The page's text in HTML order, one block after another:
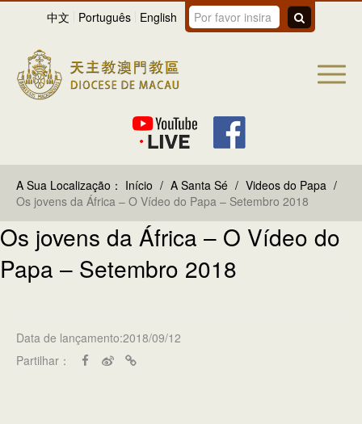
中文 Português English
A Sua Localização： Início / A Santa Sé / Videos do Papa /
Os jovens da África – O Vídeo do Papa – Setembro 2018
Os jovens da África – O Vídeo do
Papa – Setembro 2018
Data de lançamento:2018/09/12
Partilhar：